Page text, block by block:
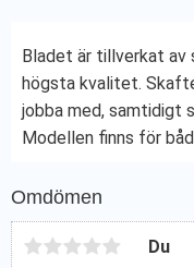
Bladet är tillverkat
högsta kvalitet.
jobba med, samtidigt
Modellen finns för
Omdömen
Du